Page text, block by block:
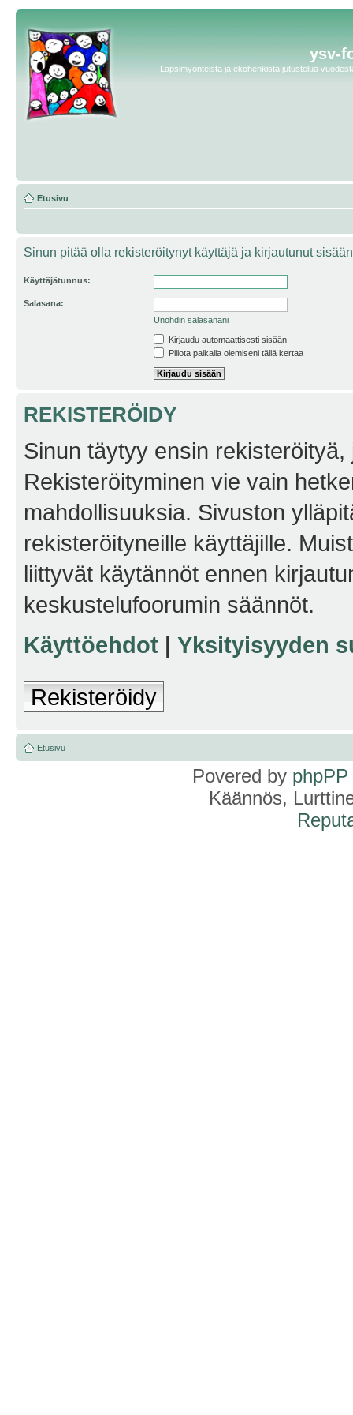
ysv-
Lapsimyönteistä ja ekohenkistä jutustelua
Etusivu
Sinun pitää olla rekisteröitynyt käyttäjä ja kirjautunut
Käyttäjätunnus:
Salasana:
Unohdin salasanani
Kirjaudu automaattisesti sisään.
Piilota paikalla olemiseni tällä kertaa
REKISTERÖIDY
Sinun täytyy ensin
Rekisteröityminen vie vain
mahdollisuuksia. Sivuston
rekisteröityneille käyttäjille.
liittyvät käytännöt ennen
keskustelufoorumin säännöt.
Käyttöehdot | Yksityisyyden
Rekisteröidy
Etusivu
Povered by phpPP
Käännös,